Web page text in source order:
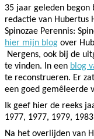
35 jaar geleden begon
redactie van Hubertus
Spinozae Perennis:
hier mijn blog over
Nergens, ook bij de
te vinden. In een blog
te reconstrueren. Er
een goed gemêleerde
Ik geef hier de reeks
1977, 1977, 1979,
Na het overlijden van